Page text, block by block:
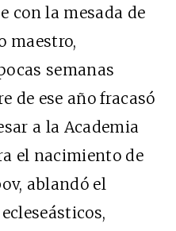
con la mesada de
maestro,
semanas
de ese año fracasó
a la Academia
el nacimiento de
ablandó el